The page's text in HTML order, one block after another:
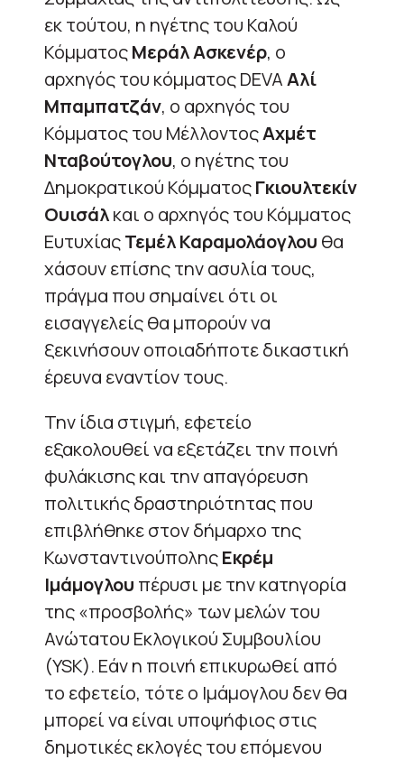
εκ τούτου, η ηγέτης του Καλού
ΚόμματοςΜεράλ Ασκενέρ, ο
αρχηγός του κόμματος DEVAΑλί
Μπαμπατζάν, ο αρχηγός του
Κόμματος του ΜέλλοντοςΑχμέτ
Νταβούτογλου, ο ηγέτης του
Δημοκρατικού ΚόμματοςΓκιουλτεκίν
Ουισάλκαι ο αρχηγός του Κόμματος
ΕυτυχίαςΤεμέλ Καραμολάογλου θα
χάσουν επίσης την ασυλία τους,
πράγμα που σημαίνει ότι οι
εισαγγελείς θα μπορούν να
ξεκινήσουν οποιαδήποτε δικαστική
έρευνα εναντίον τους.
Την ίδια στιγμή, εφετείο
εξακολουθεί να εξετάζει την ποινή
φυλάκισης και την απαγόρευση
πολιτικής δραστηριότητας που
επιβλήθηκε στον δήμαρχο της
ΚωνσταντινούποληςΕκρέμ
Ιμάμογλου πέρυσι με την κατηγορία
της «προσβολής» των μελών του
Ανώτατου Εκλογικού Συμβουλίου
(YSK). Εάν η ποινή επικυρωθεί από
το εφετείο, τότε ο Ιμάμογλου δεν θα
μπορεί να είναι υποψήφιος στις
δημοτικές εκλογές του επόμενου